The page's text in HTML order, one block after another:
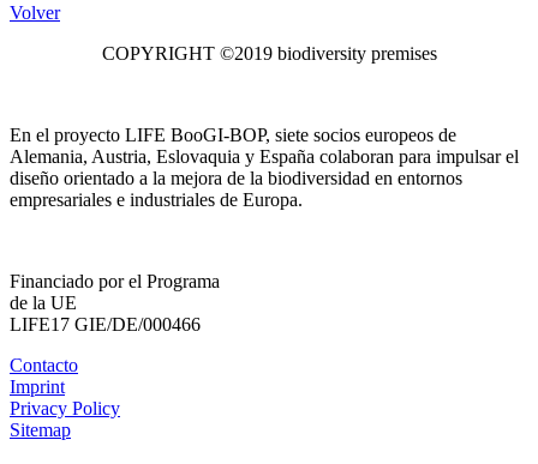
Volver
COPYRIGHT ©2019 biodiversity premises
En el proyecto LIFE BooGI-BOP, siete socios europeos de
Alemania, Austria, Eslovaquia y España colaboran para impulsar el
diseño orientado a la mejora de la biodiversidad en entornos
empresariales e industriales de Europa.
Financiado por el Programa
de la UE
LIFE17 GIE/DE/000466
Contacto
Imprint
Privacy Policy
Sitemap